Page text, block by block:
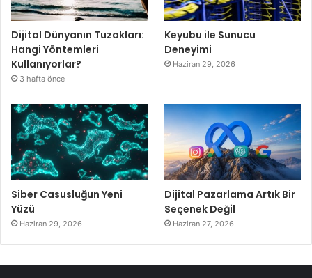
Dijital Dünyanın Tuzakları:
Hangi Yöntemleri
Kullanıyorlar?
3 hafta önce
Keyubu ile Sunucu
Deneyimi
Haziran 29, 2026
Siber Casusluğun Yeni
Yüzü
Haziran 29, 2026
Dijital Pazarlama Artık Bir
Seçenek Değil
Haziran 27, 2026